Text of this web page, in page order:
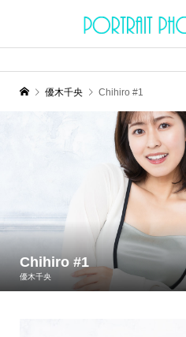
優木千央 Chihiro #1
Chihiro #1
優木千央